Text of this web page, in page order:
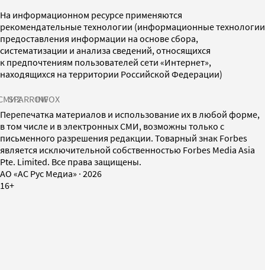
На информационном ресурсе применяются
рекомендательные технологии (информационные технологии
предоставления информации на основе сбора,
систематизации и анализа сведений, относящихся
к предпочтениям пользователей сети «Интернет»,
находящихся на территории Российской Федерации)
SPARROWINFOX
Перепечатка материалов и использование их в любой форме,
в том числе и в электронных СМИ, возможны только с
письменного разрешения редакции. Товарный знак Forbes
является исключительной собственностью Forbes Media Asia
Pte. Limited. Все права защищены.
AO «АС Рус Медиа» · 2026
16+